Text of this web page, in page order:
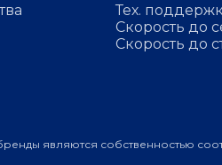
Тех.
Скорость до
Скорость до
являются собственностью